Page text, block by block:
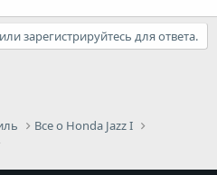
зарегистрируйтесь для ответа.
Все о Honda Jazz I